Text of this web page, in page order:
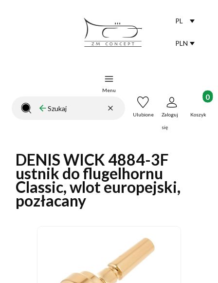
PL
PLN
Menu
Zamknij wyszukiwarkęWyczyść
Szukaj Ulubione Zaloguj
się
Koszyk
DENIS WICK 4884-3F
ustnik do flugelhornu
Classic, wlot europejski,
pozłacany